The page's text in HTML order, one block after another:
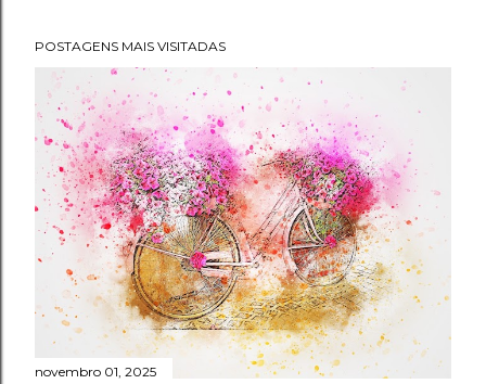
POSTAGENS MAIS VISITADAS
novembro 01, 2025